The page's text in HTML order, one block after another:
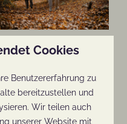
im
Thijmse
Cookies
Benutzererfahrung zu
bereitzustellen und
Wir teilen auch
unserer Website mit